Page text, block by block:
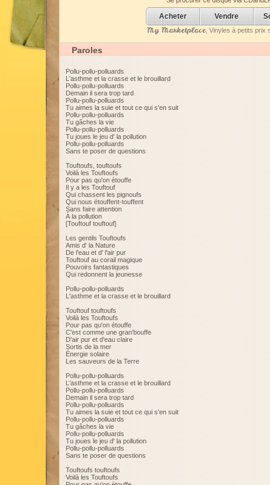
Acheter Vendre
My Marketplace, Vinyles à petits prix
Paroles
Pollu-pollu-polluards
L'asthme et la crasse et le brouillard
Pollu-pollu-polluards
Demain il sera trop tard
Pollu-pollu-polluards
Tu aimes la suie et tout ce qui s'en suit
Pollu-pollu-polluards
Tu gâches la vie
Pollu-pollu-polluards
Tu joues le jeu d' la pollution
Pollu-pollu-polluards
Sans te poser de questions
Touftoufs, touftoufs
Voilà les Touftoufs
Pour pas qu'on étouffe
Il y a les Touftouf
Qui chassent les pignoufs
Qui nous étouffent-touffent
Sans faire attention
À la pollution
[Touftouf touftouf]
Les gentils Touftoufs
Amis d' la Nature
De l'eau et d' l'air pur
Touftouf au corail magique
Pouvoirs fantastiques
Qui redonnent la jeunesse
Pollu-pollu-polluards
L'asthme et la crasse et le brouillard
Touftouf touftoufs
Voilà les Touftoufs
Pour pas qu'on étouffe
C'est comme une gran'bouffe
D'air pur et d'eau claire
Sortis de la mer
Énergie solaire
Les sauveurs de la Terre
Pollu-pollu-polluards
L'asthme et la crasse et le brouillard
Pollu-pollu-polluards
Demain il sera trop tard
Pollu-pollu-polluards
Tu aimes la suie et tout ce qui s'en suit
Pollu-pollu-polluards
Tu gâches la vie
Pollu-pollu-polluards
Tu joues le jeu d' la pollution
Pollu-pollu-polluards
Sans te poser de questions
Touftoufs touftoufs
Voilà les Touftoufs